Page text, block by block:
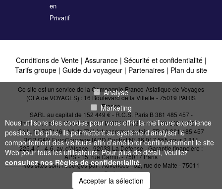
en
Privatif
Conditions de Vente| Assurance | Sécurité et confidentialité|
Tarifs groupe | Guide du voyageur | Partenaires | Plan du site
Ce site est un service de la Compagnie Franco-Asiatique de Voyages
(CFA de VOYAGES) : 16 Boulevard de la Villette - 75019 PARIS
France
SARL au capital de 152 449 € - R.C.S. Paris B 381 485 457 -
Immatriculation "Atout France": IM075110232 - N° IATA 202 21950 -
CNIL N° 727146 - N° de TVA intracommunautaire FR 40 381 485 457
RCP GAN EuroCourtage IARD Contrat N° 86.017.655 pour 3 811
225,4 € - 4-6, av. d'Alsace - 92033 La Défense - Garantie financière :
APS - 15, rue Carnot - 75017 Paris
Nos sites sont hébergés par :Advences - 52, rue de Malte - 75011
Paris
Analyse
Marketing
Nous utilisons des cookies pour vous offrir la meilleure expérience
possible. De plus, ils permettent au système d'analyser le
comportement des visiteurs afin d'améliorer continuellement le site
Web pour tous les utilisateurs. Pour plus de détail, Veuillez
consultez nos Règles de confidentialité.
Accepter la sélection